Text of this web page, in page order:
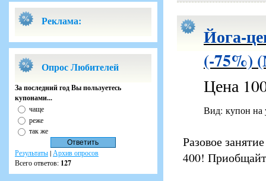
Реклама:
Опрос Любителей
За последний год Вы пользуетесь
купонами...
чаще
реже
так же
Результаты| Архив опросов
Всего ответов: 127
Йога-
(-75%)
Цена
Вид: купон
Разовое
400!